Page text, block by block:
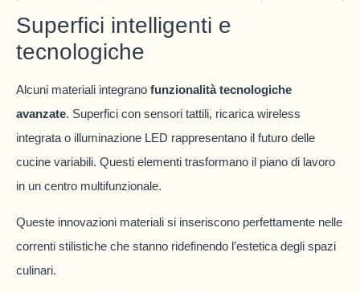
Superfici intelligenti e
tecnologiche
Alcuni materiali integrano funzionalità tecnologiche
avanzate. Superfici con sensori tattili, ricarica wireless
integrata o illuminazione LED rappresentano il futuro delle
cucine variabili. Questi elementi trasformano il piano di lavoro
in un centro multifunzionale.
Queste innovazioni materiali si inseriscono perfettamente nelle
correnti stilistiche che stanno ridefinendo l’estetica degli spazi
culinari.